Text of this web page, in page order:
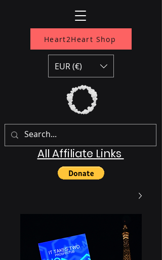
Heart2Heart Shop
All Affiliate Links
EUR (€)